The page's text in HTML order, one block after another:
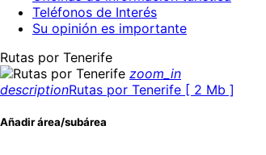
Teléfonos de Interés
Su opinión es importante
Rutas por Tenerife
zoom_in
descriptionRutas por Tenerife [ 2 Mb ]
Añadir área/subárea